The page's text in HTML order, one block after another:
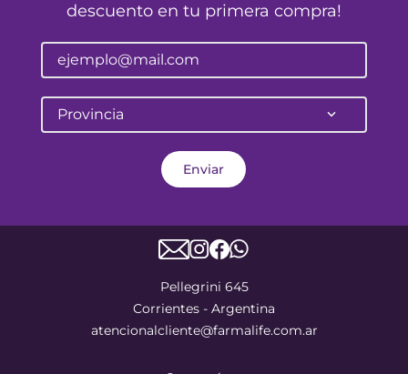
descuento en tu primera compra!
Provincia
Enviar
Pellegrini 645
Corrientes - Argentina
atencionalcliente@farmalife.com.ar